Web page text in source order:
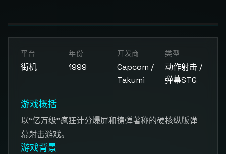
开始游戏
点击按钮加载游戏模拟器
平台
街机
年份
1999
开发商
Capcom /
Takumi
类型
动作射击 /
弹幕STG
游戏概括
以“亿万级”疯狂计分爆屏和擦弹著称的硬核纵版弹
幕射击游戏。
游戏背景